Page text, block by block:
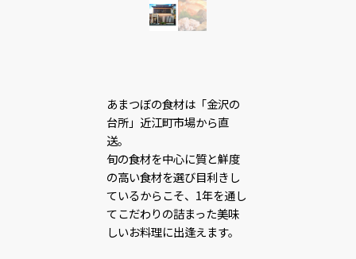
あまつぼの食材は「金沢の
台所」近江町市場から直
送。
旬の食材を中心に質と鮮度
の高い食材を選び目利きし
ているからこそ、1年を通し
てこだわりの詰まった美味
しいお料理に出逢えます。